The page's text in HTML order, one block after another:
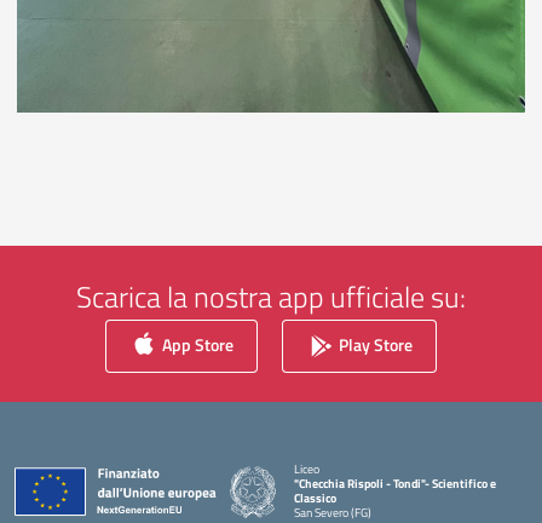
Scarica la nostra app ufficiale su:
App Store Play Store
Liceo
"Checchia Rispoli - Tondi"- Scientifico e
Classico
San Severo (FG)